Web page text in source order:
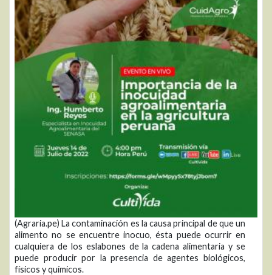
(Agraria.pe) La contaminación es la causa principal de que un
alimento no se encuentre inocuo, ésta puede ocurrir en
cualquiera de los eslabones de la cadena alimentaria y se
puede producir por la presencia de agentes biológicos,
físicos y químicos.